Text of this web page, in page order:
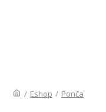
/ Eshop / Ponča